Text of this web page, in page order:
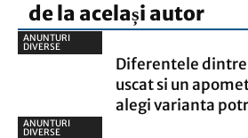
de la același autor
ANUNTURI
DIVERSE
Diferentele
uscat si un
alegi varianta
ANUNTURI
DIVERSE